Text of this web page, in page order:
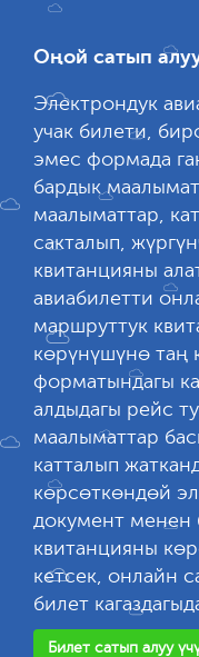
Оңой сатып
Электрондук
учак билети,
эмес формада
бардык
маалыматтар,
сакталып,
квитанцияны
авиабилетти
маршруттук
көрүнүшүнө таң
форматындагы
алдыдагы рейс
маалыматтар
катталып
көрсөткөндөй
документ менен
квитанцияны
кетсек, онлайн
билет
Билет сатып алуу